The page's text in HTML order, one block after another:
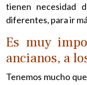
tienen necesidad
diferentes, para ir
Es muy
ancianos, a
Tenemos mucho